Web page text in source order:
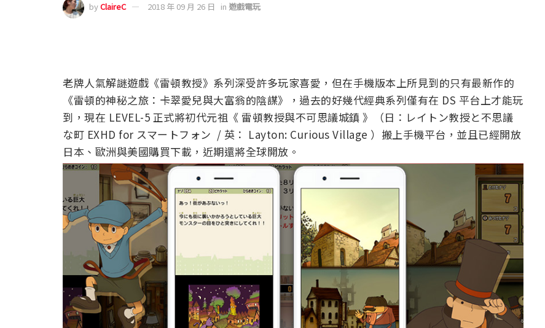
byClaireC 2018 年 09 月 26 日 in 遊戲電玩
老牌人氣解謎遊戲《雷頓教授》系列深受許多玩家喜愛，但在手機版本上所見到的只有最新作的
《雷頓的神秘之旅：卡翠愛兒與大富翁的陰謀》，過去的好幾代經典系列僅有在 DS 平台上才能玩
到，現在 LEVEL-5 正式將初代元祖《 雷頓教授與不可思議城鎮 》（日：レイトン教授と不思議
な町 EXHD for スマートフォン / 英： Layton: Curious Village ）搬上手機平台，並且已經開放
日本、歐洲與美國購買下載，近期還將全球開放。